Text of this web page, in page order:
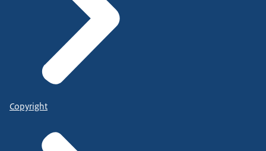
Copyright